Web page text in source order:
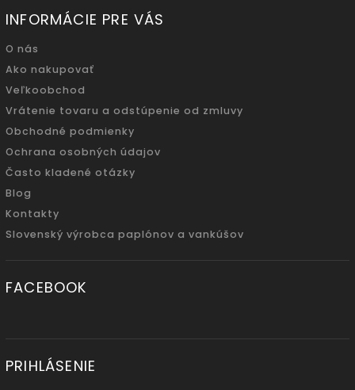
INFORMÁCIE PRE VÁS
O nás
Ako nakupovať
Veľkoobchod
Vrátenie tovaru a odstúpenie od zmluvy
Obchodné podmienky
Ochrana osobných údajov
Často kladené otázky
Blog
Kontakty
Slovenský výrobca paplónov a vankúšov
FACEBOOK
PRIHLÁSENIE